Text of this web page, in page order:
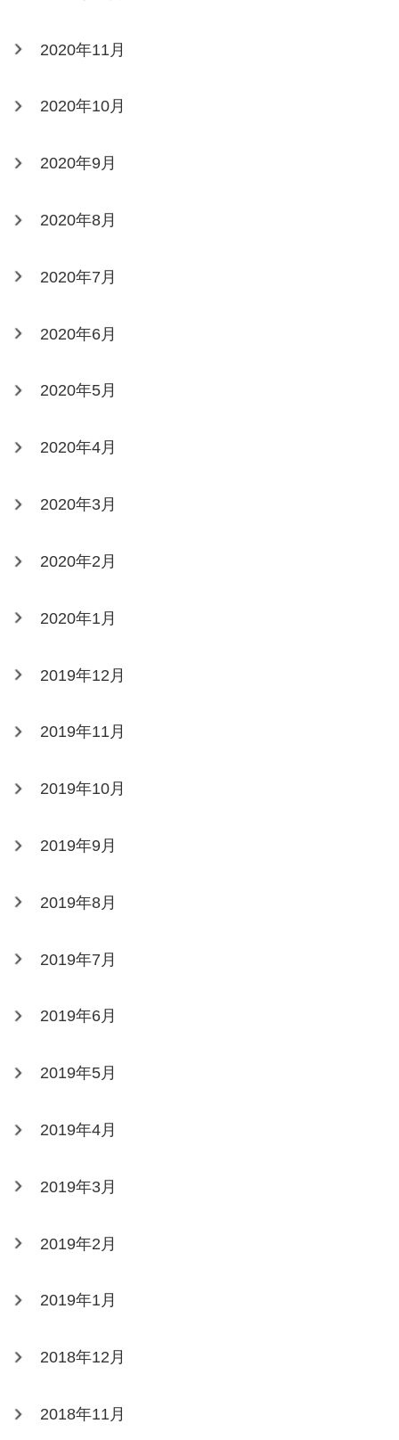
2020年11月
2020年10月
2020年9月
2020年8月
2020年7月
2020年6月
2020年5月
2020年4月
2020年3月
2020年2月
2020年1月
2019年12月
2019年11月
2019年10月
2019年9月
2019年8月
2019年7月
2019年6月
2019年5月
2019年4月
2019年3月
2019年2月
2019年1月
2018年12月
2018年11月